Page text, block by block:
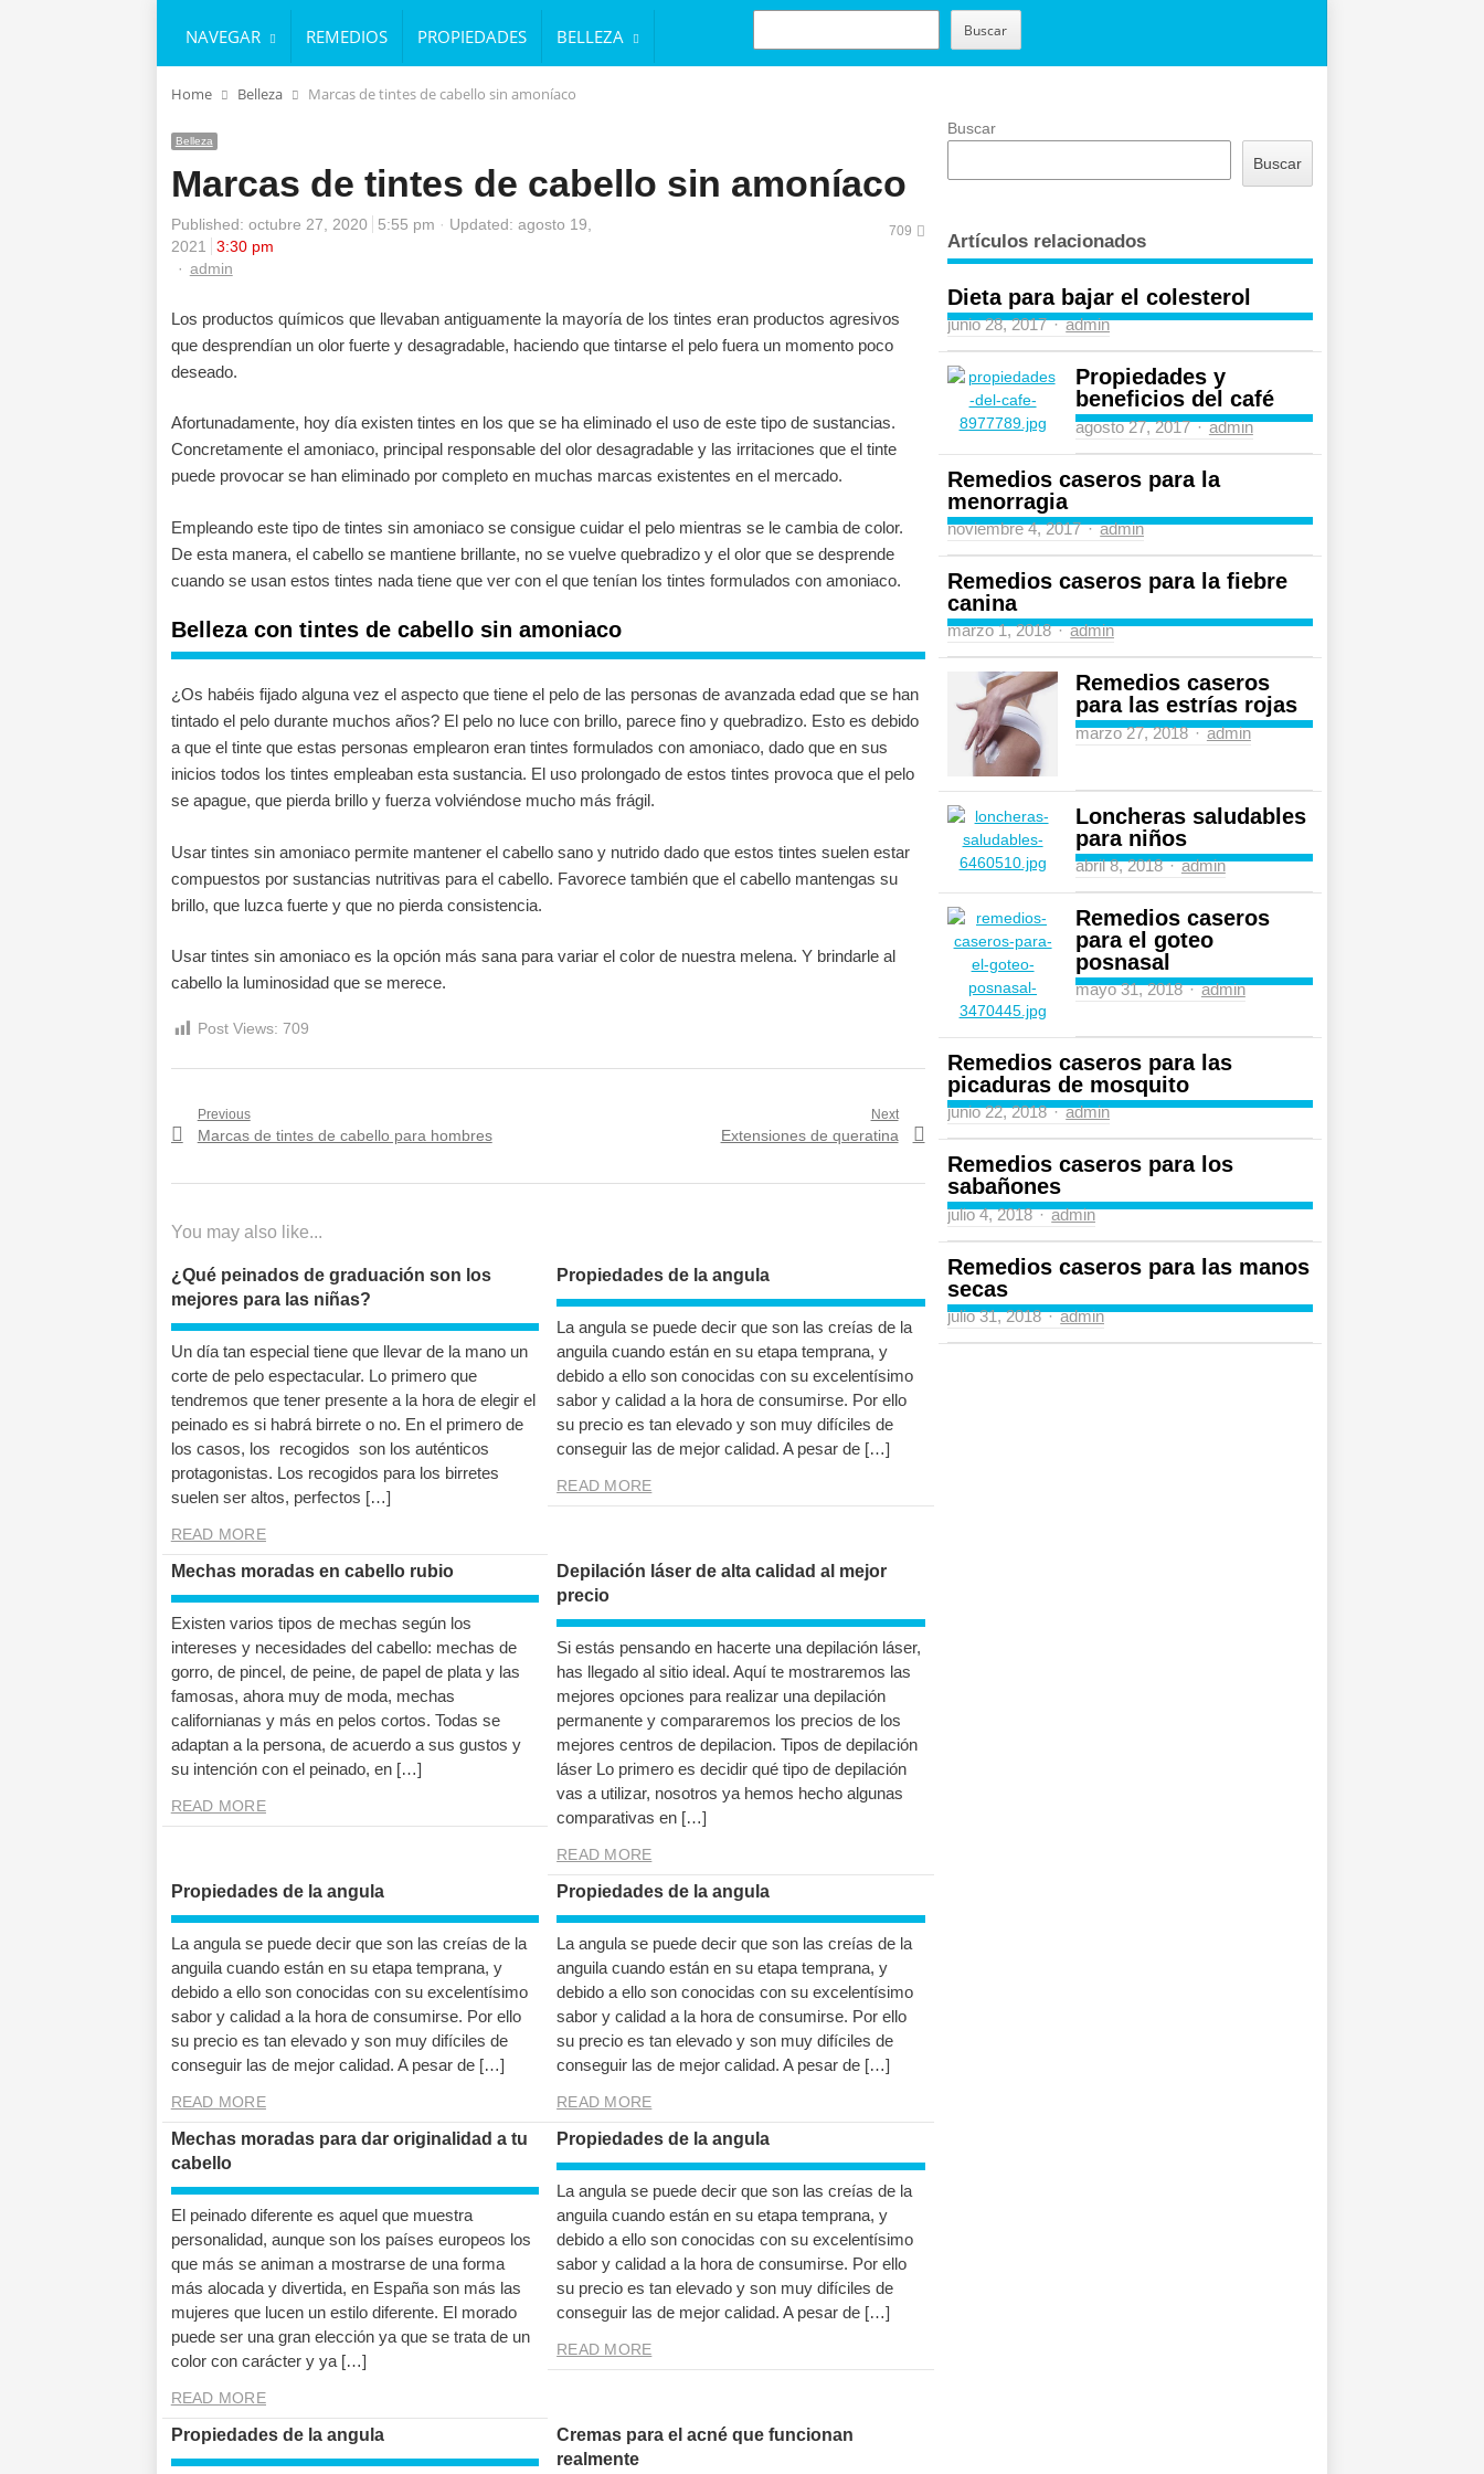
NAVEGAR REMEDIOS PROPIEDADES BELLEZA
BUSCAR
Buscar
Home Belleza Marcas de tintes de cabello sin amoníaco
Belleza
Marcas de tintes de cabello sin amoníaco
Published: octubre 27, 2020 5:55 pm
Updated: agosto 19,
2021
3:30 pm
Author
admin
709
Los productos químicos que llevaban antiguamente la mayoría de los tintes eran productos agresivos
que desprendían un olor fuerte y desagradable, haciendo que tintarse el pelo fuera un momento poco
deseado.
Afortunadamente, hoy día existen tintes en los que se ha eliminado el uso de este tipo de sustancias.
Concretamente el amoniaco, principal responsable del olor desagradable y las irritaciones que el tinte
puede provocar se han eliminado por completo en muchas marcas existentes en el mercado.
Empleando este tipo de tintes sin amoniaco se consigue cuidar el pelo mientras se le cambia de color.
De esta manera, el cabello se mantiene brillante, no se vuelve quebradizo y el olor que se desprende
cuando se usan estos tintes nada tiene que ver con el que tenían los tintes formulados con amoniaco.
Belleza con tintes de cabello sin amoniaco
¿Os habéis fijado alguna vez el aspecto que tiene el pelo de las personas de avanzada edad que se han
tintado el pelo durante muchos años? El pelo no luce con brillo, parece fino y quebradizo. Esto es debido
a que el tinte que estas personas emplearon eran tintes formulados con amoniaco, dado que en sus
inicios todos los tintes empleaban esta sustancia. El uso prolongado de estos tintes provoca que el pelo
se apague, que pierda brillo y fuerza volviéndose mucho más frágil.
Usar tintes sin amoniaco permite mantener el cabello sano y nutrido dado que estos tintes suelen estar
compuestos por sustancias nutritivas para el cabello. Favorece también que el cabello mantengas su
brillo, que luzca fuerte y que no pierda consistencia.
Usar tintes sin amoniaco es la opción más sana para variar el color de nuestra melena. Y brindarle al
cabello la luminosidad que se merece.
Post Views: 709
Navegación
Previous
Previous
Marcas de tintes de cabello para hombres
Next
Next
Extensiones de queratina
You may also like...
¿Qué peinados de graduación son los
mejores para las niñas?
Un día tan especial tiene que llevar de la mano un
corte de pelo espectacular. Lo primero que
tendremos que tener presente a la hora de elegir el
peinado es si habrá birrete o no. En el primero de
los casos, los recogidos son los auténticos
protagonistas. Los recogidos para los birretes
suelen ser altos, perfectos […]
READ MORE
Propiedades de la angula
La angula se puede decir que son las creías de la
anguila cuando están en su etapa temprana, y
debido a ello son conocidas con su excelentísimo
sabor y calidad a la hora de consumirse. Por ello
su precio es tan elevado y son muy difíciles de
conseguir las de mejor calidad. A pesar de […]
READ MORE
Mechas moradas en cabello rubio
Existen varios tipos de mechas según los
intereses y necesidades del cabello: mechas de
gorro, de pincel, de peine, de papel de plata y las
famosas, ahora muy de moda, mechas
californianas y más en pelos cortos. Todas se
adaptan a la persona, de acuerdo a sus gustos y
su intención con el peinado, en […]
READ MORE
Depilación láser de alta calidad al mejor
precio
Si estás pensando en hacerte una depilación láser,
has llegado al sitio ideal. Aquí te mostraremos las
mejores opciones para realizar una depilación
permanente y compararemos los precios de los
mejores centros de depilacion. Tipos de depilación
láser Lo primero es decidir qué tipo de depilación
vas a utilizar, nosotros ya hemos hecho algunas
comparativas en […]
READ MORE
Propiedades de la angula
La angula se puede decir que son las creías de la
anguila cuando están en su etapa temprana, y
debido a ello son conocidas con su excelentísimo
sabor y calidad a la hora de consumirse. Por ello
su precio es tan elevado y son muy difíciles de
conseguir las de mejor calidad. A pesar de […]
READ MORE
Propiedades de la angula
La angula se puede decir que son las creías de la
anguila cuando están en su etapa temprana, y
debido a ello son conocidas con su excelentísimo
sabor y calidad a la hora de consumirse. Por ello
su precio es tan elevado y son muy difíciles de
conseguir las de mejor calidad. A pesar de […]
READ MORE
Mechas moradas para dar originalidad a tu
cabello
El peinado diferente es aquel que muestra
personalidad, aunque son los países europeos los
que más se animan a mostrarse de una forma
más alocada y divertida, en España son más las
mujeres que lucen un estilo diferente. El morado
puede ser una gran elección ya que se trata de un
color con carácter y ya […]
READ MORE
Propiedades de la angula
La angula se puede decir que son las creías de la
anguila cuando están en su etapa temprana, y
debido a ello son conocidas con su excelentísimo
sabor y calidad a la hora de consumirse. Por ello
su precio es tan elevado y son muy difíciles de
conseguir las de mejor calidad. A pesar de […]
READ MORE
Propiedades de la angula
Cremas para el acné que funcionan
realmente
Buscar
Buscar
Artículos relacionados
Dieta para bajar el colesterol
junio 28, 2017 Author
admin
Propiedades y
beneficios del café
agosto 27, 2017 Author
admin
Remedios caseros para la
menorragia
noviembre 4, 2017 Author
admin
Remedios caseros para la fiebre
canina
marzo 1, 2018 Author
admin
Remedios caseros
para las estrías rojas
marzo 27, 2018 Author
admin
Loncheras saludables
para niños
abril 8, 2018 Author
admin
Remedios caseros
para el goteo
posnasal
mayo 31, 2018 Author
admin
Remedios caseros para las
picaduras de mosquito
junio 22, 2018 Author
admin
Remedios caseros para los
sabañones
julio 4, 2018 Author
admin
Remedios caseros para las manos
secas
julio 31, 2018 Author
admin